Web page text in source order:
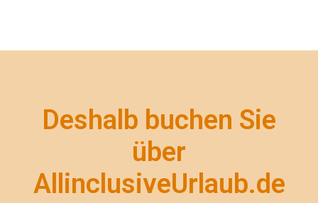
Deshalb buchen Sie
über
AllinclusiveUrlaub.de